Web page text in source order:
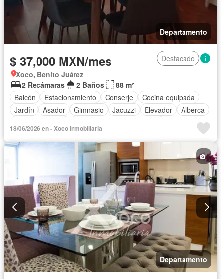
Departamento
$ 37,000 MXN/mes
Destacado
Xoco, Benito Juárez
2 Recámaras
2 Baños
88 m²
Balcón
Estacionamiento Conserje
Cocina equipada
Jardín
Asador Gimnasio Jacuzzi Elevador
Alberca
18/06/2026 en - Xoco Inmobiliaria
Departamento